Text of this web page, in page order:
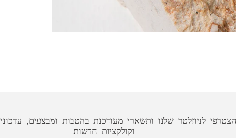
אנחנו
הצטרפי לניוזלטר שלנו ותשארי מעודכנת בהטבות ומבצעים,
וקולקציות חדשות